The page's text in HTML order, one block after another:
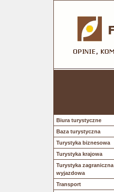
Biura turystyczne
Baza turystyczna
Turystyka biznesowa
Turystyka krajowa
Turystyka zagraniczna
wyjazdowa
Transport